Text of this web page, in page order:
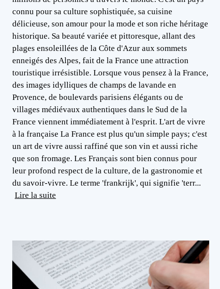
connu pour sa culture sophistiquée, sa cuisine
délicieuse, son amour pour la mode et son riche héritage
historique. Sa beauté variée et pittoresque, allant des
plages ensoleillées de la Côte d'Azur aux sommets
enneigés des Alpes, fait de la France une attraction
touristique irrésistible. Lorsque vous pensez à la France,
des images idylliques de champs de lavande en
Provence, de boulevards parisiens élégants ou de
villages médiévaux authentiques dans le Sud de la
France viennent immédiatement à l'esprit. L'art de vivre
à la française La France est plus qu'un simple pays; c'est
un art de vivre aussi raffiné que son vin et aussi riche
que son fromage. Les Français sont bien connus pour
leur profond respect de la culture, de la gastronomie et
du savoir-vivre. Le terme 'frankrijk', qui signifie 'terr...
Lire la suite